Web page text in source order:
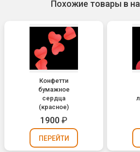
Похожие товары в
Конфетти
бумажное
сердца
(красное)
1900₽
ПЕРЕЙТИ